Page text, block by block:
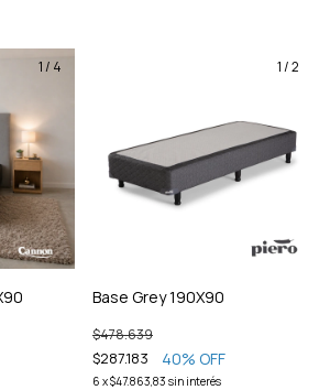
1/ 4 1/2
Base Grey 190X90
$287.183
$478.639
40% OFF
6 x$47.863,83 sin interés